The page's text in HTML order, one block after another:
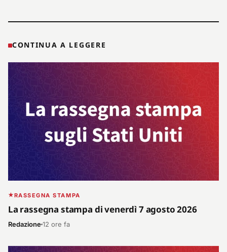
CONTINUA A LEGGERE
RASSEGNA STAMPA
La rassegna stampa di venerdì 7 agosto 2026
Redazione12 ore fa